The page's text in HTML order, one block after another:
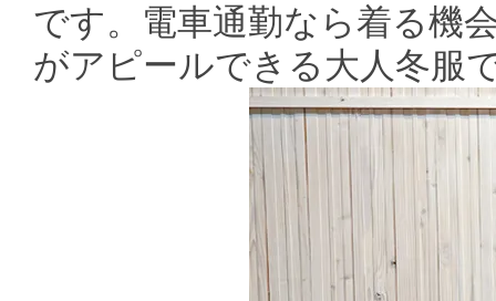
です。電車通勤なら着る機
がアピールできる大人冬服